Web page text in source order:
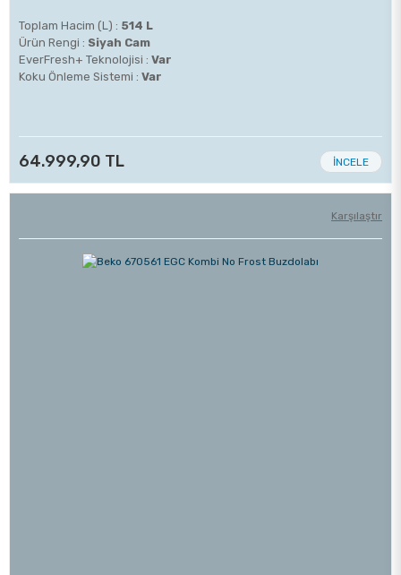
Toplam Hacim (L) : 514 L
Ürün Rengi : Siyah Cam
EverFresh+ Teknolojisi : Var
Koku Önleme Sistemi : Var
64.999,90 TL İNCELE
Karşılaştır